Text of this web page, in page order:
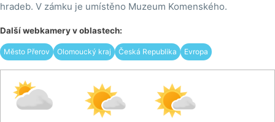
hradeb. V zámku je umístěno Muzeum Komenského.
Další webkamery v oblastech:
Město Přerov Olomoucký kraj Česká Republika Evropa